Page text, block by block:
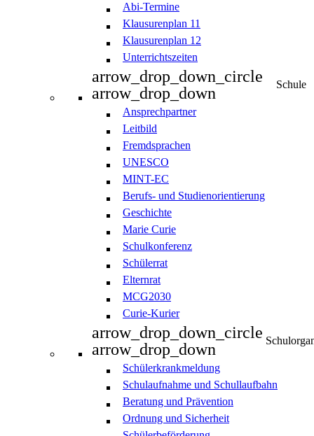
Abi-Termine
Klausurenplan 11
Klausurenplan 12
Unterrichtszeiten
arrow_drop_down_circle
arrow_drop_down
Schule
Ansprechpartner
Leitbild
Fremdsprachen
UNESCO
MINT-EC
Berufs- und Studienorientierung
Geschichte
Marie Curie
Schulkonferenz
Schülerrat
Elternrat
MCG2030
Curie-Kurier
arrow_drop_down_circle
arrow_drop_down
Schülerkrankmeldung
Schulaufnahme und Schullaufbahn
Beratung und Prävention
Ordnung und Sicherheit